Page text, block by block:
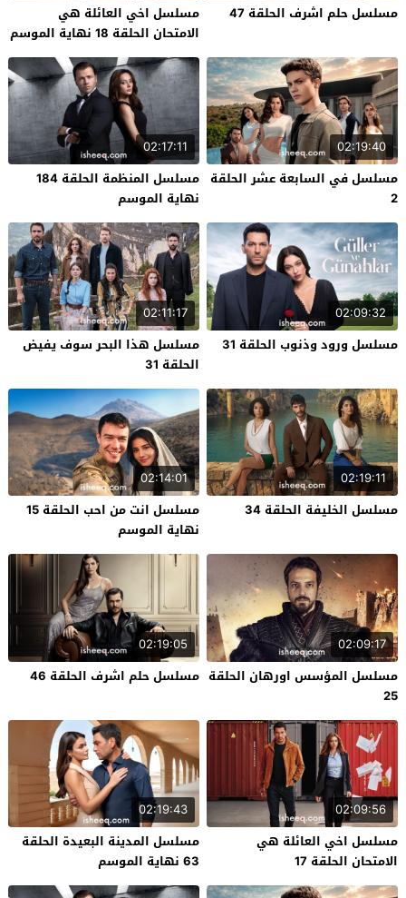
مسلسل حلم اشرف الحلقة 47
مسلسل اخي العائلة هي
الامتحان الحلقة 18 نهاية الموسم
02:19:40
مسلسل في السابعة عشر الحلقة
2
02:17:11
مسلسل المنظمة الحلقة 184
نهاية الموسم
02:09:32
مسلسل ورود وذنوب الحلقة 31
02:11:17
مسلسل هذا البحر سوف يفيض
الحلقة 31
02:19:11
مسلسل الخليفة الحلقة 34
02:14:01
مسلسل انت من احب الحلقة 15
نهاية الموسم
02:09:17
مسلسل المؤسس اورهان الحلقة
25
02:19:05
مسلسل حلم اشرف الحلقة 46
02:09:56
مسلسل اخي العائلة هي
الامتحان الحلقة 17
02:19:43
مسلسل المدينة البعيدة الحلقة
63 نهاية الموسم